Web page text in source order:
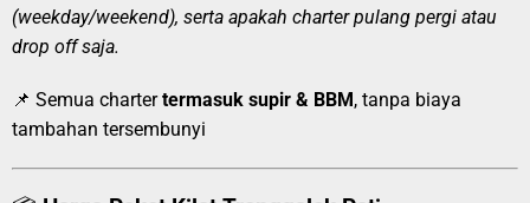
(weekday/weekend), serta apakah charter pulang pergi atau
drop off saja.
📌 Semua chartertermasuk supir & BBM, tanpa biaya
tambahan tersembunyi